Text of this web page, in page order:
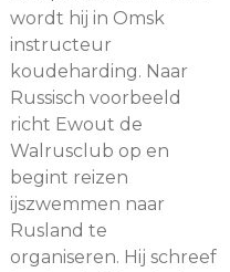
wordt hij in Omsk
instructeur
koudeharding. Naar
Russisch voorbeeld
richt Ewout de
Walrusclub op en
begint reizen
ijszwemmen naar
Rusland te
organiseren. Hij schreef